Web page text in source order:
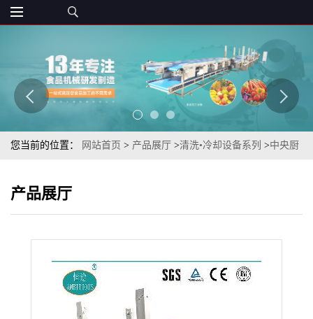
您当前的位置： 网站首页 > 产品展厅 >清洗•冷却设备系列 >中央厨
产品展厅